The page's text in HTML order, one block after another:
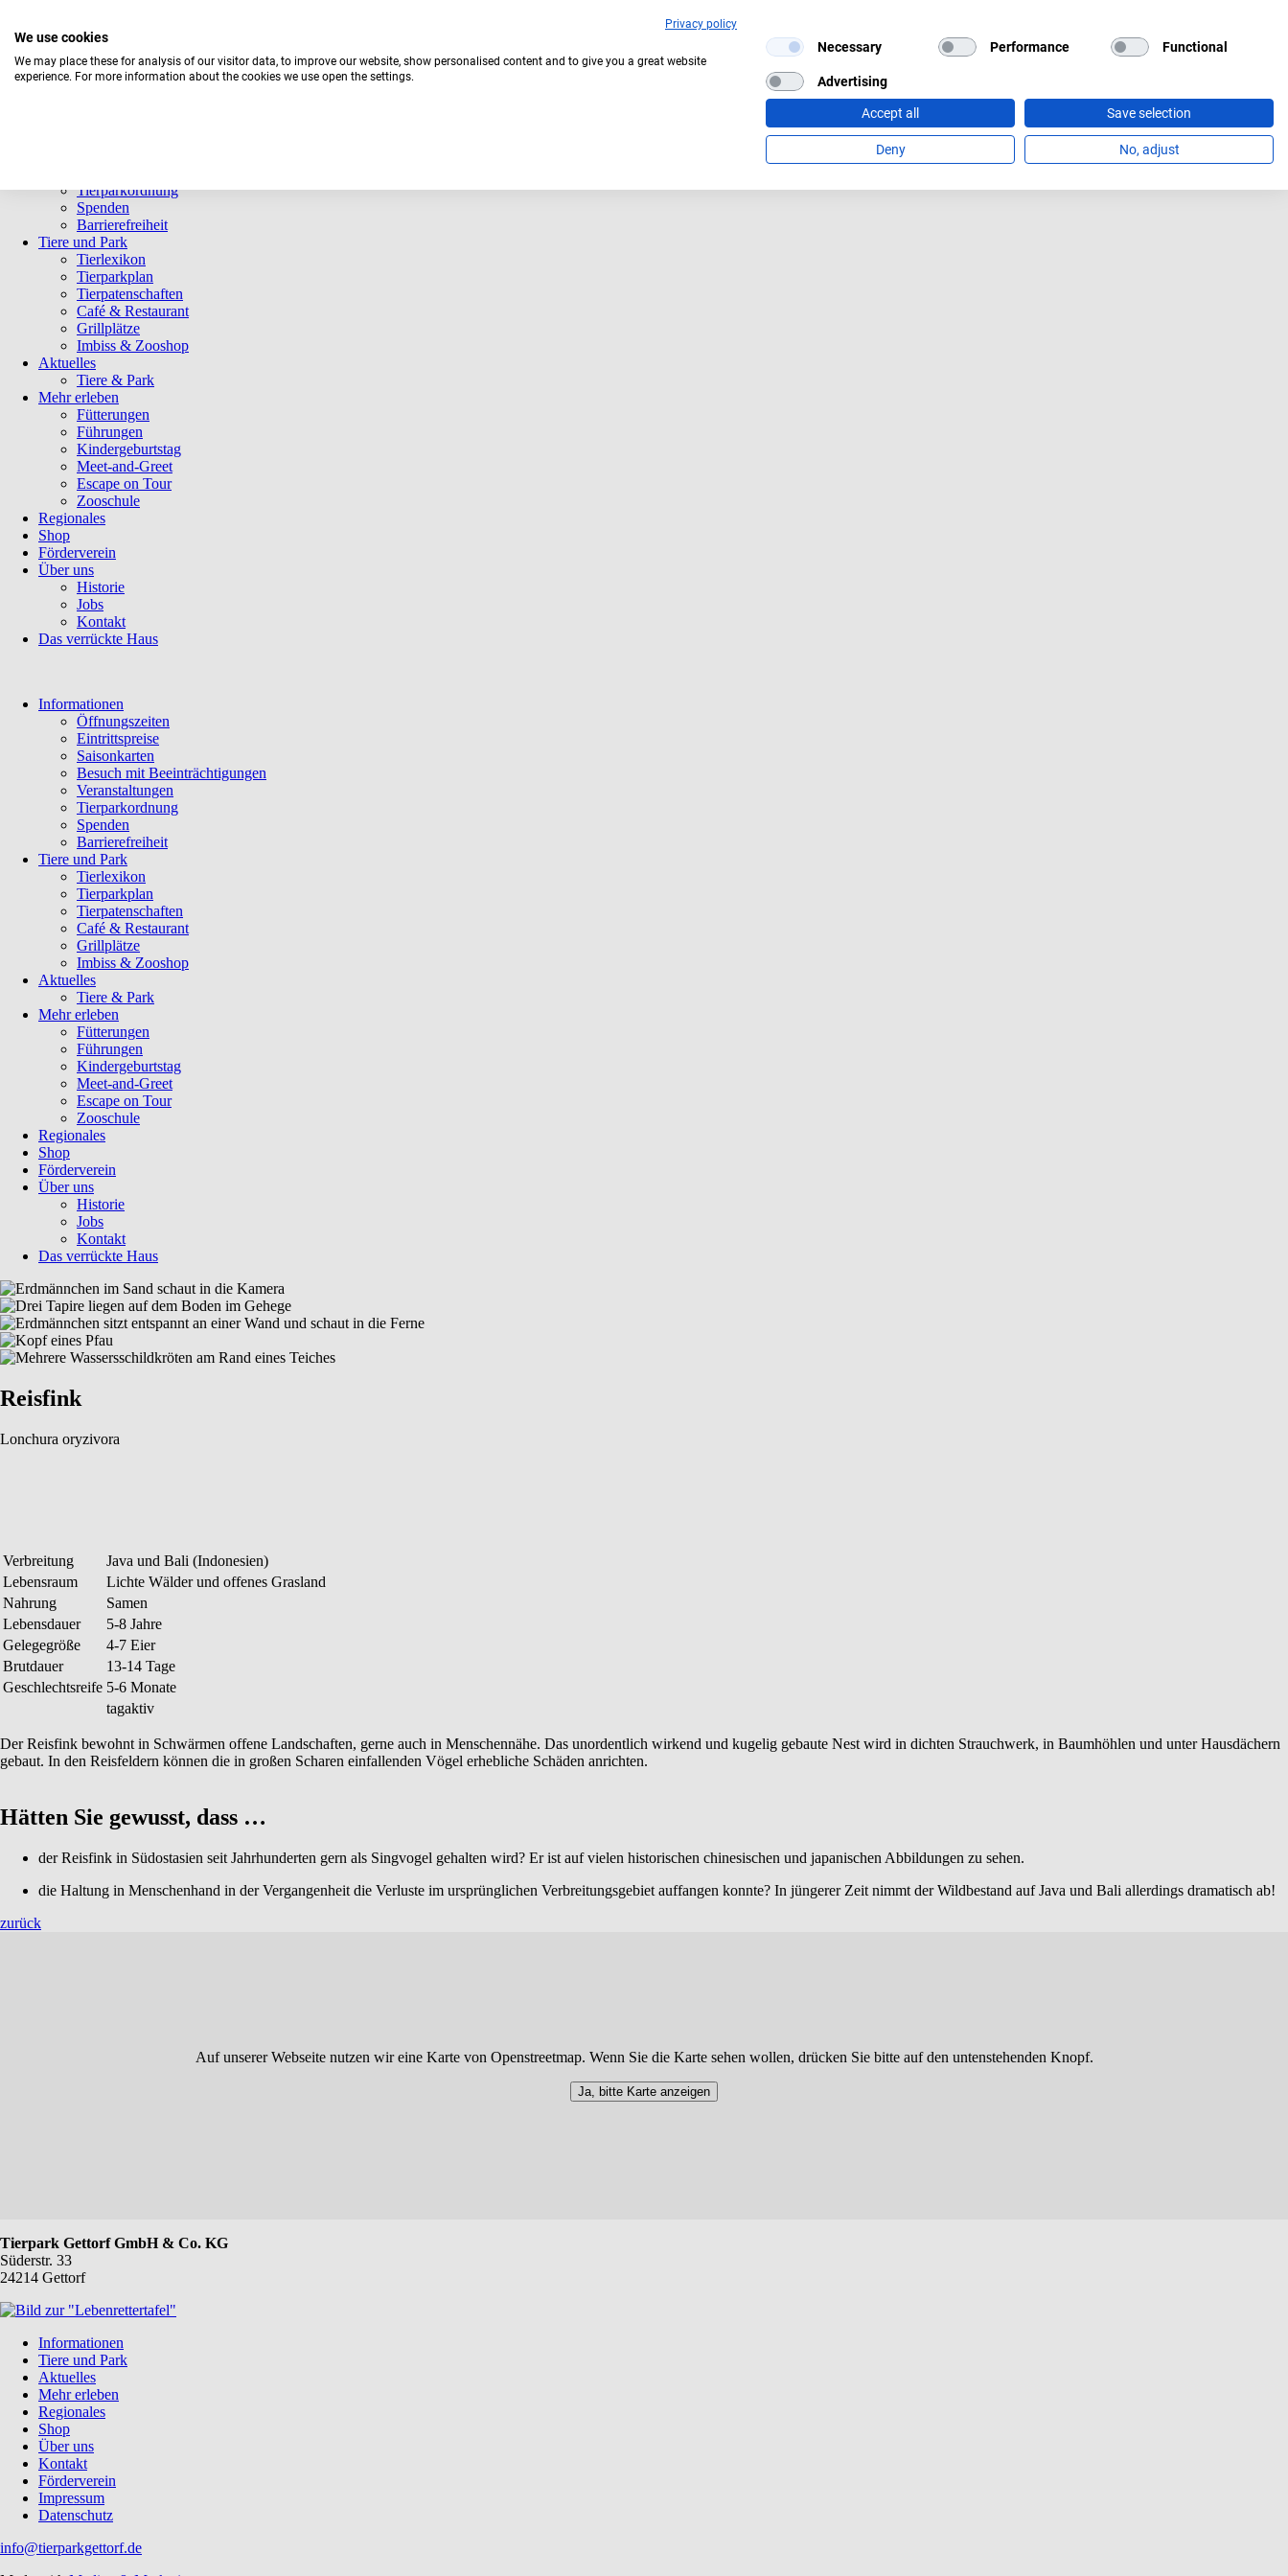
Mäßig bewölkt
Navigation
Tierparkordnung
Spenden
Barrierefreiheit
Tiere und Park
Tierlexikon
Tierparkplan
Tierpatenschaften
Café & Restaurant
Grillplätze
Imbiss & Zooshop
Aktuelles
Tiere & Park
Mehr erleben
Fütterungen
Führungen
Kindergeburtstag
Meet-and-Greet
Escape on Tour
Zooschule
Regionales
Shop
Förderverein
Über uns
Historie
Jobs
Kontakt
Das verrückte Haus
Navigation
überspringen
Informationen
Öffnungszeiten
Eintrittspreise
Saisonkarten
Besuch mit Beeinträchtigungen
Veranstaltungen
Tierparkordnung
Spenden
Barrierefreiheit
Tiere und Park
Tierlexikon
Tierparkplan
Tierpatenschaften
Café & Restaurant
Grillplätze
Imbiss & Zooshop
Aktuelles
Tiere & Park
Mehr erleben
Fütterungen
Führungen
Kindergeburtstag
Meet-and-Greet
Escape on Tour
Zooschule
Regionales
Shop
Förderverein
Über uns
Historie
Jobs
Kontakt
Das verrückte Haus
Reisfink
Lonchura oryzivora
Verbreitung
Java und Bali (Indonesien)
Lebensraum
Lichte Wälder und offenes Grasland
Nahrung
Samen
Lebensdauer
5-8 Jahre
Gelegegröße
4-7 Eier
Brutdauer
13-14 Tage
Geschlechtsreife 5-6 Monate
tagaktiv
Der Reisfink bewohnt in Schwärmen offene Landschaften, gerne auch in Menschennähe. Das unordentlich wirkend und kugelig gebaute Nest wird in dichten Strauchwerk, in Baumhöhlen und unter Hausdächern
gebaut. In den Reisfeldern können die in großen Scharen einfallenden Vögel erhebliche Schäden anrichten.
Hätten Sie gewusst, dass …
der Reisfink in Südostasien seit Jahrhunderten gern als Singvogel gehalten wird? Er ist auf vielen historischen chinesischen und japanischen Abbildungen zu sehen.
die Haltung in Menschenhand in der Vergangenheit die Verluste im ursprünglichen Verbreitungsgebiet auffangen konnte? In jüngerer Zeit nimmt der Wildbestand auf Java und Bali allerdings dramatisch ab!
zurück
Auf unserer Webseite nutzen wir eine Karte von Openstreetmap. Wenn Sie die Karte sehen wollen, drücken Sie bitte auf den untenstehenden Knopf.
Ja, bitte Karte anzeigen
Tierpark Gettorf GmbH & Co. KG
Süderstr. 33
24214 Gettorf
Navigation
überspringen
Informationen
Tiere und Park
Aktuelles
Mehr erleben
Regionales
Shop
Über uns
Kontakt
Förderverein
Impressum
Datenschutz
info@tierparkgettorf.de
Privacy policy
We use cookies
We may place these for analysis of our visitor data, to improve our website, show personalised content and to give you a great website
experience. For more information about the cookies we use open the settings.
Necessary Performance Functional
Advertising
Accept all Save selection
Deny No, adjust